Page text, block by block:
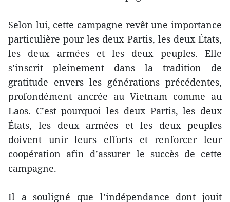
Selon lui, cette campagne revêt une importance
particulière pour les deux Partis, les deux États,
les deux armées et les deux peuples. Elle
s’inscrit pleinement dans la tradition de
gratitude envers les générations précédentes,
profondément ancrée au Vietnam comme au
Laos. C’est pourquoi les deux Partis, les deux
États, les deux armées et les deux peuples
doivent unir leurs efforts et renforcer leur
coopération afin d’assurer le succès de cette
campagne.
Il a souligné que l’indépendance dont jouit